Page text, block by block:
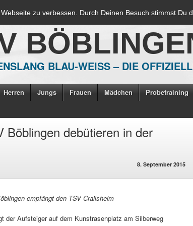
zu verbessen. Durch Deinen Besuch stimmst Du
BLAU-WEISS – DIE
Herren Jungs Frauen Mädchen Probetraining
Böblingen debütieren in der
8. September 2015
empfängt den TSV Crailsheim
der Aufsteiger auf dem Kunstrasenplatz am Silberweg